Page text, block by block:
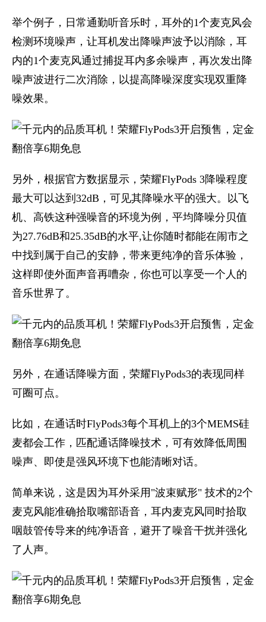
举个例子，日常通勤听音乐时，耳外的1个麦克风会
检测环境噪声，让耳机发出降噪声波予以消除，耳
内的1个麦克风通过捕捉耳内多余噪声，再次发出降
噪声波进行二次消除，以提高降噪深度实现双重降
噪效果。
另外，根据官方数据显示，荣耀FlyPods 3降噪程度
最大可以达到32dB，可见其降噪水平的强大。以飞
机、高铁这种强噪音的环境为例，平均降噪分贝值
为27.76dB和25.35dB的水平,让你随时都能在闹市之
中找到属于自己的安静，带来更纯净的音乐体验，
这样即使外面声音再嘈杂，你也可以享受一个人的
音乐世界了。
另外，在通话降噪方面，荣耀FlyPods3的表现同样
可圈可点。
比如，在通话时FlyPods3每个耳机上的3个MEMS硅
麦都会工作，匹配通话降噪技术，可有效降低周围
噪声、即使是强风环境下也能清晰对话。
简单来说，这是因为耳外采用"波束赋形" 技术的2个
麦克风能准确拾取嘴部语音，耳内麦克风同时拾取
咽鼓管传导来的纯净语音，避开了噪音干扰并强化
了人声。